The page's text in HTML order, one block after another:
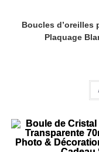
Boucles d’oreilles
Plaquage